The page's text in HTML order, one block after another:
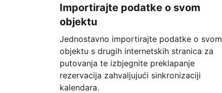
Importirajte podatke o svom
objektu
Jednostavno importirajte podatke o svom
objektu s drugih internetskih stranica za
putovanja te izbjegnite preklapanje
rezervacija zahvaljujući sinkronizaciji
kalendara.